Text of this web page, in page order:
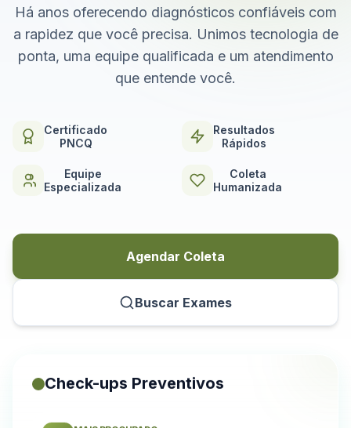
Há anos oferecendo diagnósticos confiáveis com
a rapidez que você precisa. Unimos tecnologia de
ponta, uma equipe qualificada e um atendimento
que entende você.
Certificado
PNCQ
Resultados
Rápidos
Equipe
Especializada
Coleta
Humanizada
Agendar Coleta
Buscar Exames
Check-ups Preventivos